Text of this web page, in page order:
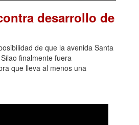
desarrollo de
de que la avenida Santa
finalmente fuera
que lleva al menos una